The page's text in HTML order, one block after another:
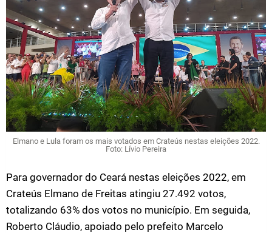
Elmano e Lula foram os mais votados em Crateús nestas eleições 2022.
Foto: Lívio Pereira
Para governador do Ceará nestas eleições 2022, em
Crateús Elmano de Freitas atingiu 27.492 votos,
totalizando 63% dos votos no município. Em seguida,
Roberto Cláudio, apoiado pelo prefeito Marcelo